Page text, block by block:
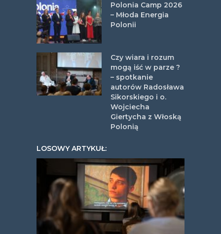
Polonia Camp 2026
– Młoda Energia
Polonii
Czy wiara i rozum
mogą iść w parze ?
– spotkanie
autorów Radosława
Sikorskiego i o.
Wojciecha
Giertycha z Włoską
Polonią
LOSOWY ARTYKUŁ: